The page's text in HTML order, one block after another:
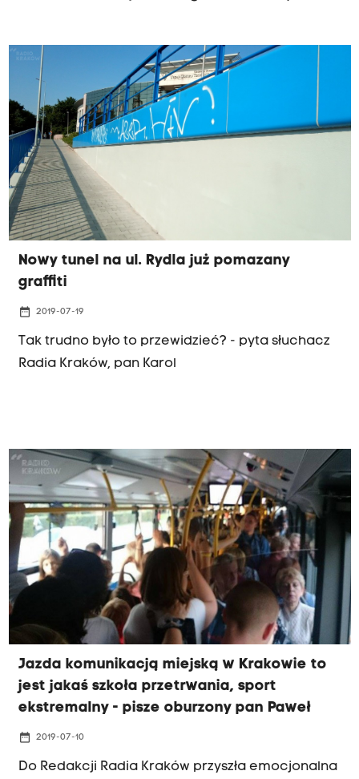
Nowy tunel na ul. Rydla już pomazany
graffiti
date_range 2019-07-19
Tak trudno było to przewidzieć? - pyta słuchacz
Radia Kraków, pan Karol
Jazda komunikacją miejską w Krakowie to
jest jakaś szkoła przetrwania, sport
ekstremalny - pisze oburzony pan Paweł
date_range 2019-07-10
Do Redakcji Radia Kraków przyszła emocjonalna